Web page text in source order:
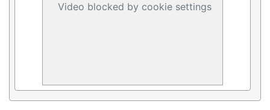
Video blocked by cookie settings